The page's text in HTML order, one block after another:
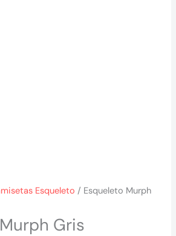
Esqueleto / Esqueleto Murph
Gris